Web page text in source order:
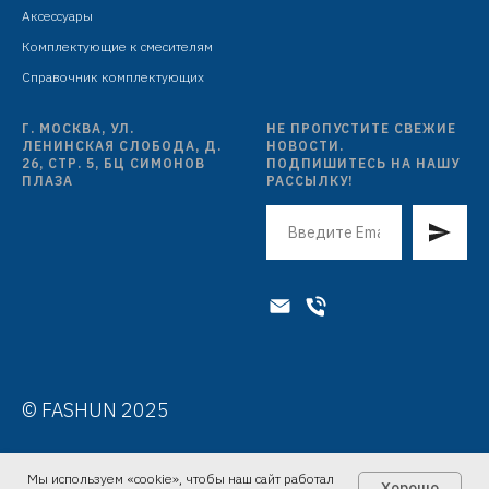
ручная лейка: ABS пластик, D=118 мм, 3
режима, чёрный
шланг: L=1500 мм, оплётка сталь SUS201,
чёрный
Мы используем «cookie», чтобы наш сайт работал
Аксессуары
Комплектующие к смесителям
Справочник комплектующих
Г. МОСКВА, УЛ.
ЛЕНИНСКАЯ СЛОБОДА, Д.
26, СТР. 5, БЦ СИМОНОВ
ПЛАЗА
НЕ ПРОПУСТИТЕ СВЕЖИЕ
НОВОСТИ.
ПОДПИШИТЕСЬ НА НАШУ
РАССЫЛКУ!
© FASHUN 2025